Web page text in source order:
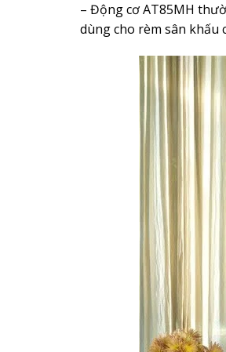
– Động cơ AT85MH
dùng cho rèm sân khấu